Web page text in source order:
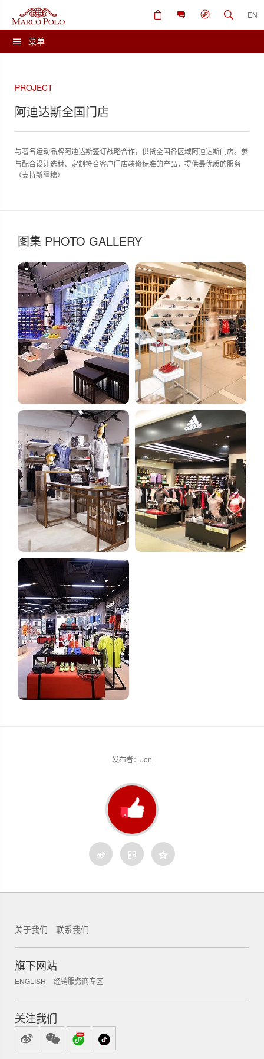
菜单
EN
PROJECT
阿迪达斯全国门店
与著名运动品牌阿迪达斯签订战略合作，供货全国各区域阿迪达斯门店。 参
与配合设计选材、定制符合客户门店装修标准的产品，提供最优质的服务
（支持新疆棉）
图集 PHOTO GALLERY
发布者：Jon
关于我们 联系我们
旗下网站
ENGLISH 经销服务商专区
关注我们